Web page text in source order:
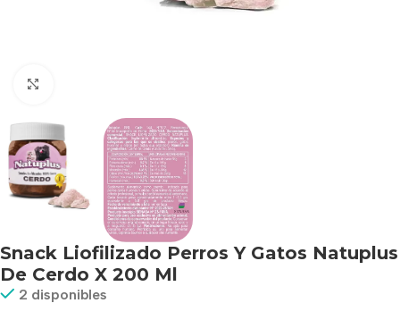
Snack Liofilizado Perros Y Gatos Natuplus
De Cerdo X 200 Ml
2 disponibles